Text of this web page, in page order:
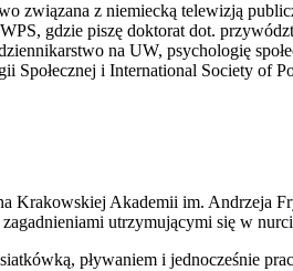
związana z niemiecką telewizją
gdzie piszę doktorat dot.
na UW, psychologię
Społecznej i International Society of
Krakowskiej Akademii im. Andrzeja
utrzymującymi się w
pływaniem i jednocześnie